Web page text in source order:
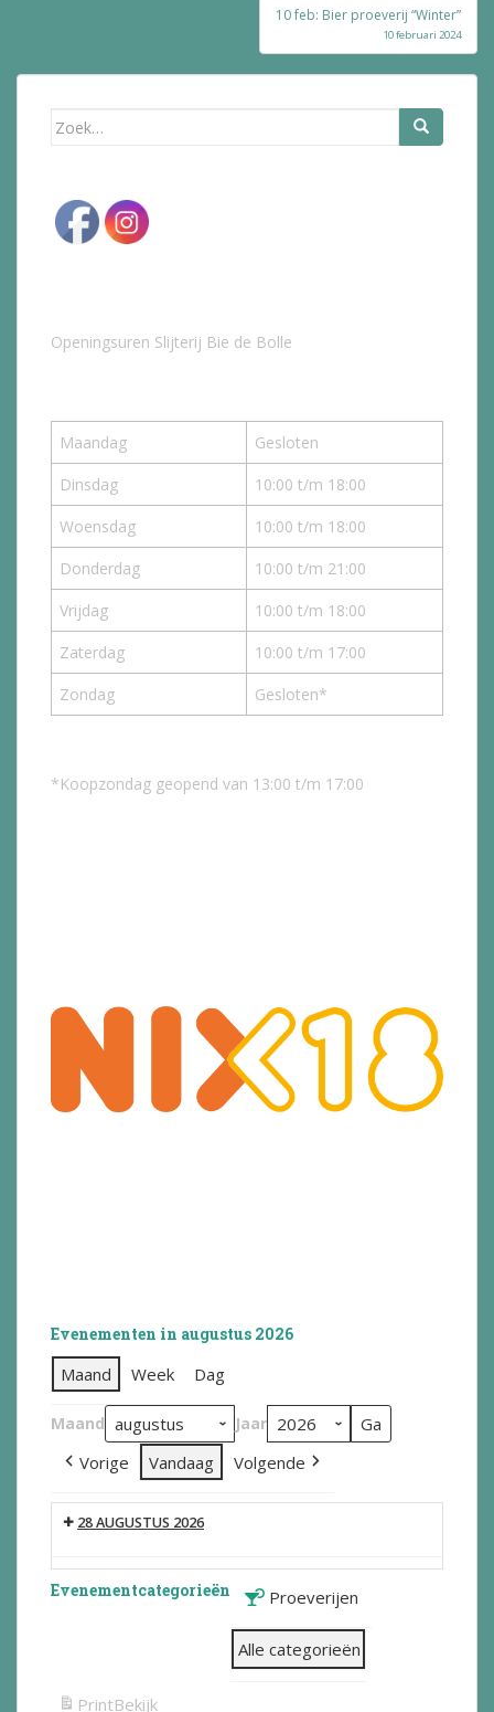
10 feb: Bier proeverij “Winter”
10 februari 2024
Zoek
Openingsuren Slijterij Bie de Bolle
Maandag
Gesloten
Dinsdag
10:00 t/m 18:00
Woensdag
10:00 t/m 18:00
Donderdag
10:00 t/m 21:00
Vrijdag
10:00 t/m 18:00
Zaterdag
10:00 t/m 17:00
Zondag
Gesloten*
*Koopzondag geopend van 13:00 t/m 17:00
Evenementen in augustus 2026
Maand Week Dag
Maand Jaar
Vorige Vandaag Volgende
28 AUGUSTUS 2026
Evenementcategorieën Proeverijen
Alle categorieën
PrintBekijk